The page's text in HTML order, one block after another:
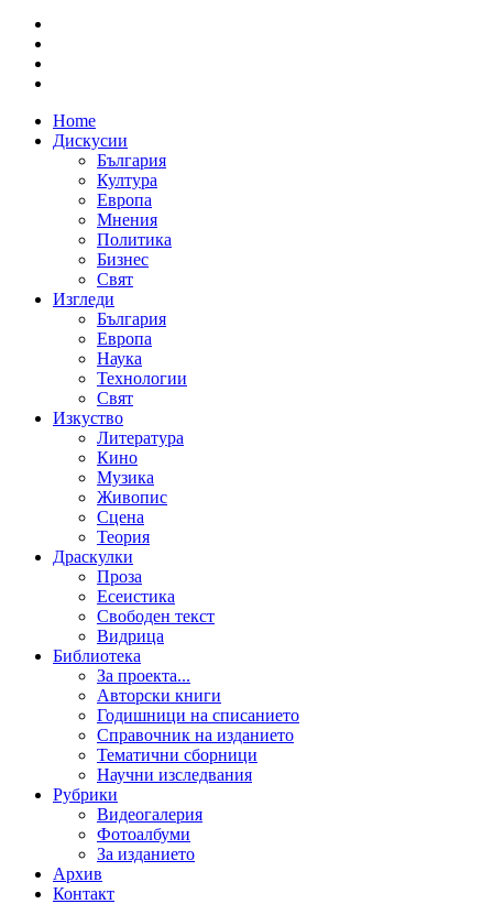
Home
Дискусии
България
Култура
Европа
Мнения
Политика
Бизнес
Свят
Изгледи
България
Европа
Наука
Технологии
Свят
Изкуство
Литература
Кино
Музика
Живопис
Сцена
Теория
Драскулки
Проза
Есеистика
Свободен текст
Видрица
Библиотека
За проекта...
Авторски книги
Годишници на списанието
Справочник на изданието
Тематични сборници
Научни изследвания
Рубрики
Видеогалерия
Фотоалбуми
За изданието
Архив
Контакт